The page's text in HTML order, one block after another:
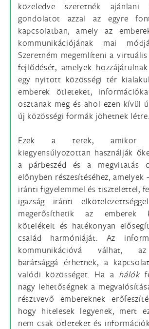
közeledve szeretnék ajánlani
gondolatot azzal az egyre
kapcsolatban, amely az
kommunikációjának mai
Szeretném megemlíteni a
fejlődését, amelyek
egy nyitott közösségi tér
emberek ötleteket,
osztanak meg és ahol ezen kívül
új közösségi formák jöhetnek létre.
Ezek a terek, amikor
kiegyensúlyozottan használják
a párbeszéd és a megvitatás
előnyben részesítéséhez, amelyek
iránti figyelemmel és tisztelettel,
igazság iránti
megerősíthetik az emberek
kötelékeit és hatékonyan
család harmóniáját. Az
kommunikációvá válhat, az
barátsággá érhetnek, a
valódi közösséget. Ha a hálók
nagy lehetőségnek a
résztvevő embereknek
hogy hitelesek legyenek, mert
nem csak ötleteket és